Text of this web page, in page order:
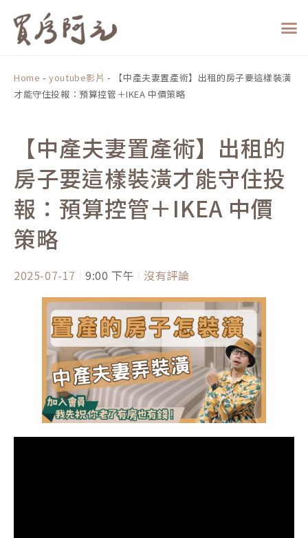
Home -youtube影片 -
【中產夫妻置產術】出租的房子要這樣裝潢
才能守住投報：預算控管＋IKEA 中價策略
【中產夫妻置產術】出租的
房子要這樣裝潢才能守住投
報：預算控管＋IKEA 中價
策略
2025-07-17 9:00 下午 沒有評論